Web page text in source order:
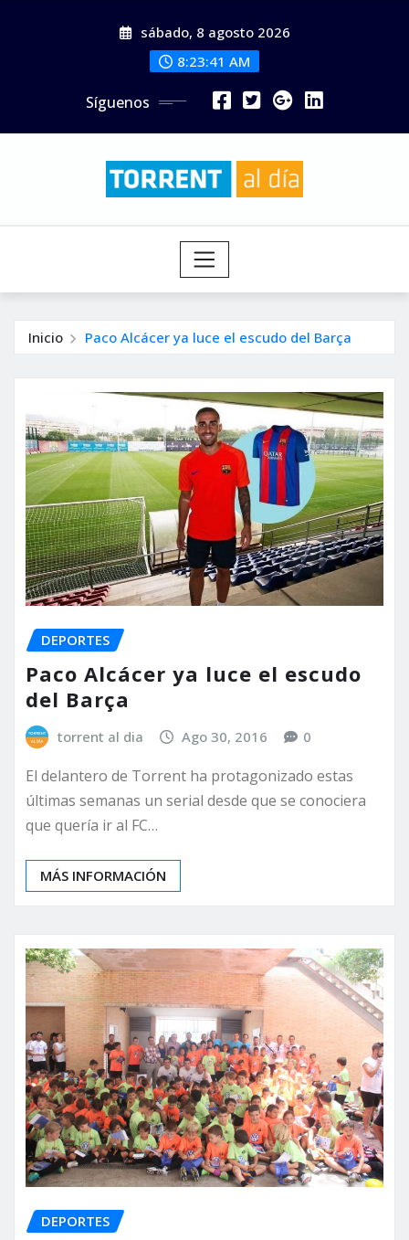
sábado, 8 agosto 2026
8:23:43 AM
Síguenos
Inicio Paco Alcácer ya luce el escudo del Barça
DEPORTES
Paco Alcácer ya luce el escudo
del Barça
torrent al dia Ago 30, 2016 0
El delantero de Torrent ha protagonizado estas
últimas semanas un serial desde que se conociera
que quería ir al FC…
MÁS INFORMACIÓN
DEPORTES